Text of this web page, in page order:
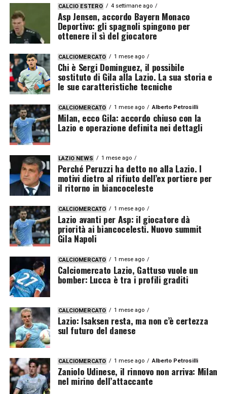
CALCIO ESTERO 4 settimane ago
Asp Jensen, accordo Bayern Monaco
Deportivo: gli spagnoli spingono per
ottenere il sì del giocatore
CALCIOMERCATO 1 mese ago
Chi è Sergi Dominguez, il possibile
sostituto di Gila alla Lazio. La sua storia e
le sue caratteristiche tecniche
CALCIOMERCATO 1 mese ago Alberto Petrosilli
Milan, ecco Gila: accordo chiuso con la
Lazio e operazione definita nei dettagli
LAZIO NEWS 1 mese ago
Perché Peruzzi ha detto no alla Lazio. I
motivi dietro al rifiuto dell’ex portiere per
il ritorno in biancoceleste
CALCIOMERCATO 1 mese ago
Lazio avanti per Asp: il giocatore dà
priorità ai biancocelesti. Nuovo summit
Gila Napoli
CALCIOMERCATO 1 mese ago
Calciomercato Lazio, Gattuso vuole un
bomber: Lucca è tra i profili graditi
CALCIOMERCATO 1 mese ago
Lazio: Isaksen resta, ma non c’è certezza
sul futuro del danese
CALCIOMERCATO 1 mese ago Alberto Petrosilli
Zaniolo Udinese, il rinnovo non arriva: Milan
nel mirino dell’attaccante